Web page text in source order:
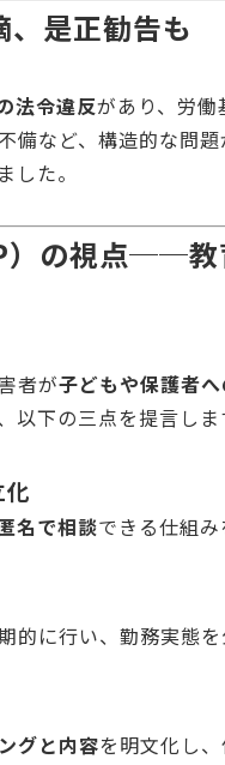
是正勧告も
法令違反があり、労働
など、構造的な問題
た。
）の視点──
者が子どもや保護者
下の三点を提言しま
名で相談できる仕組み
的に行い、勤務実態を
グと内容を明文化し、